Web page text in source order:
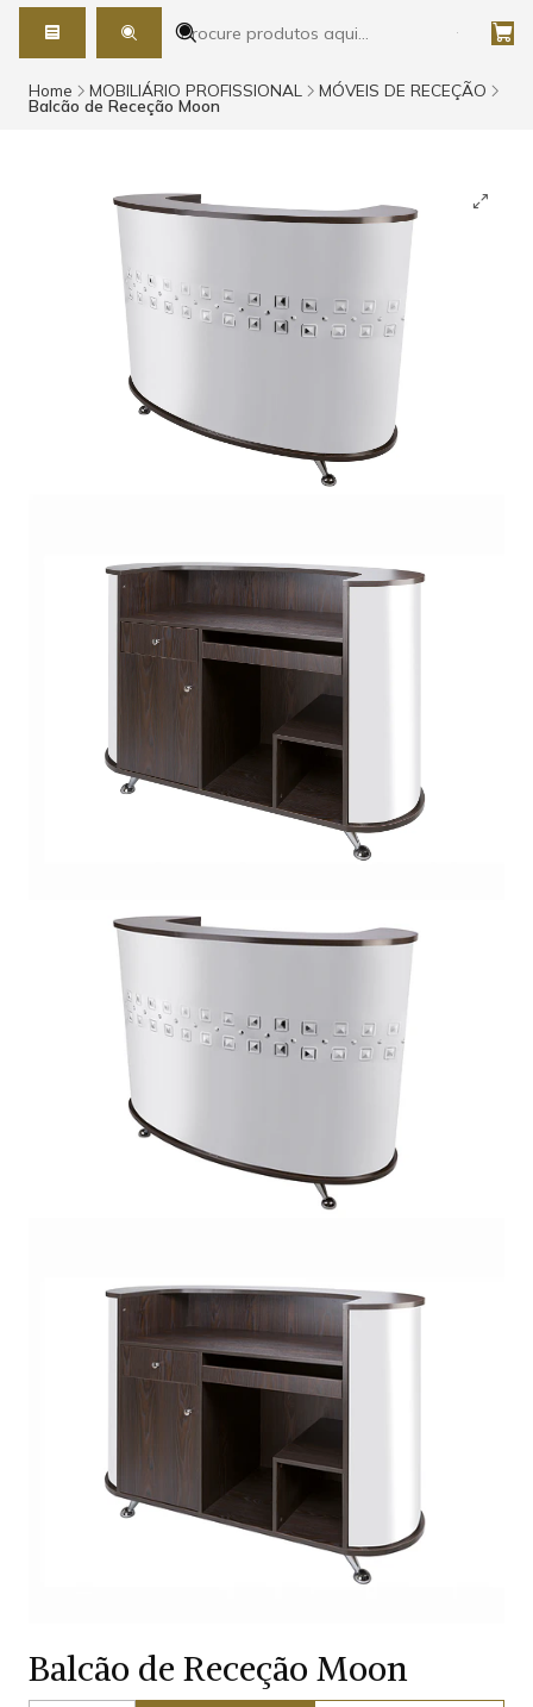
Home MOBILIÁRIO PROFISSIONAL MÓVEIS DE RECEÇÃO
Balcão de Receção Moon
Balcão de Receção Moon